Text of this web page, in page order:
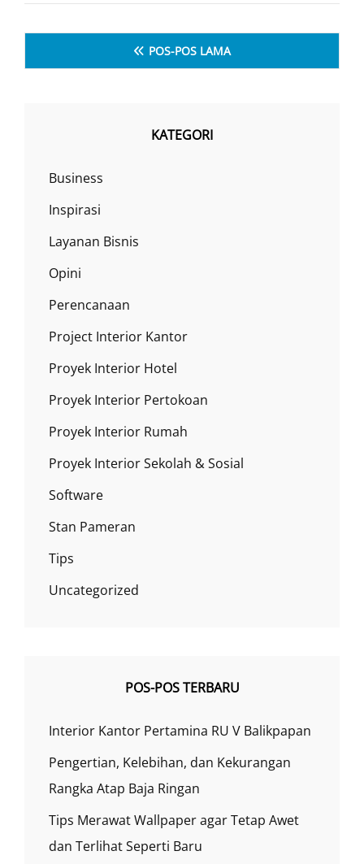
PANTRY
MANDIRI
KCP
SEPAKU
POS-POS LAMA
KATEGORI
Business
Inspirasi
Layanan Bisnis
Opini
Perencanaan
Project Interior Kantor
Proyek Interior Hotel
Proyek Interior Pertokoan
Proyek Interior Rumah
Proyek Interior Sekolah & Sosial
Software
Stan Pameran
Tips
Uncategorized
POS-POS TERBARU
Interior Kantor Pertamina RU V Balikpapan
Pengertian, Kelebihan, dan Kekurangan
Rangka Atap Baja Ringan
Tips Merawat Wallpaper agar Tetap Awet
dan Terlihat Seperti Baru